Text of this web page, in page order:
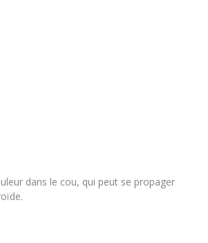
dans le cou, qui peut se propager